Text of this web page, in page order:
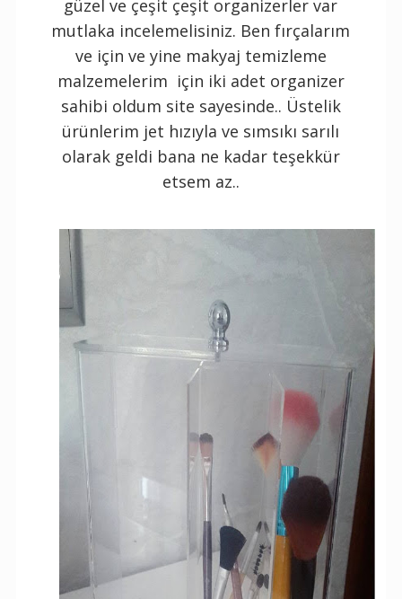
güzel ve çeşit çeşit organizerler var
mutlaka incelemelisiniz. Ben fırçalarım
ve için ve yine makyaj temizleme
malzemelerim için iki adet organizer
sahibi oldum site sayesinde.. Üstelik
ürünlerim jet hızıyla ve sımsıkı sarılı
olarak geldi bana ne kadar teşekkür
etsem az..